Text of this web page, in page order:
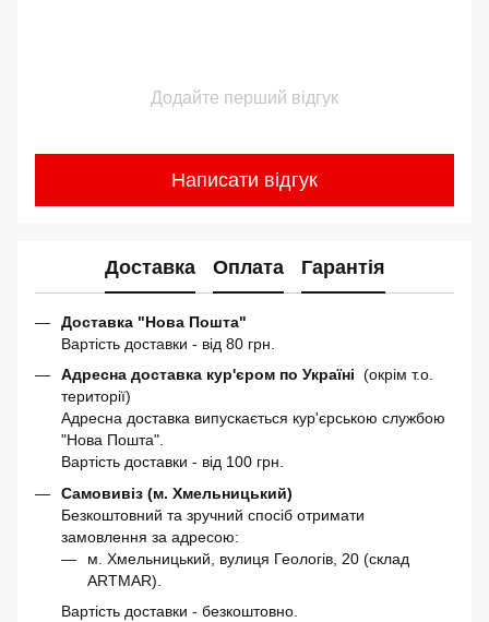
Додайте перший відгук
Написати відгук
Доставка Оплата Гарантія
Доставка "Нова Пошта"
Вартість доставки - від 80 грн.
Адресна доставка кур'єром по Україні (окрім т.о.
території)
Адресна доставка випускається кур'єрською службою
"Нова Пошта".
Вартість доставки - від 100 грн.
Самовивіз (м. Хмельницький)
Безкоштовний та зручний спосіб отримати
замовлення за адресою:
м. Хмельницький, вулиця Геологів, 20 (склад
ARTMAR).
Вартість доставки - безкоштовно.